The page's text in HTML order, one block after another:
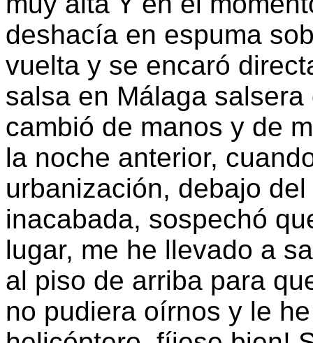
deshacía en espuma
vuelta y se encaró
salsa en Málaga
cambió de manos y de
la noche anterior,
urbanización, debajo
inacabada, sospechó
lugar, me he llevado a
al piso de arriba para
no pudiera oírnos y le